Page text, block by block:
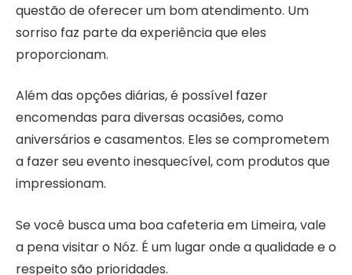
questão de oferecer um bom atendimento. Um
sorriso faz parte da experiência que eles
proporcionam.
Além das opções diárias, é possível fazer
encomendas para diversas ocasiões, como
aniversários e casamentos. Eles se comprometem
a fazer seu evento inesquecível, com produtos que
impressionam.
Se você busca uma boa cafeteria em Limeira, vale
a pena visitar o Nóz. É um lugar onde a qualidade e o
respeito são prioridades.